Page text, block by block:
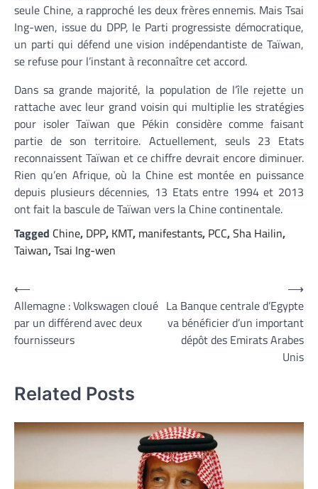
seule Chine, a rapproché les deux frères ennemis. Mais Tsai
Ing-wen, issue du DPP, le Parti progressiste démocratique,
un parti qui défend une vision indépendantiste de Taïwan,
se refuse pour l’instant à reconnaître cet accord.
Dans sa grande majorité, la population de l’île rejette un
rattache avec leur grand voisin qui multiplie les stratégies
pour isoler Taïwan que Pékin considère comme faisant
partie de son territoire. Actuellement, seuls 23 Etats
reconnaissent Taïwan et ce chiffre devrait encore diminuer.
Rien qu’en Afrique, où la Chine est montée en puissance
depuis plusieurs décennies, 13 Etats entre 1994 et 2013
ont fait la bascule de Taïwan vers la Chine continentale.
Tagged Chine, DPP, KMT, manifestants, PCC,Sha Hailin,
Taiwan,Tsai Ing-wen
Navigation
de
l’article
⟵
Allemagne : Volkswagen cloué
par un différend avec deux
fournisseurs
La Banque centrale d’Egypte
va bénéficier d’un important
dépôt des Emirats Arabes
Unis
⟶
Related Posts